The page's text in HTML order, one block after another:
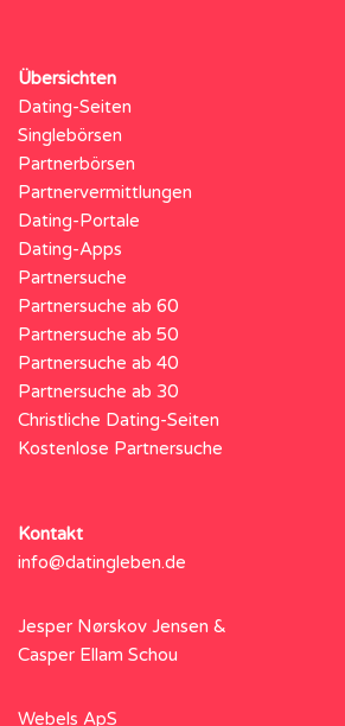
Übersichten
Dating-Seiten
Singlebörsen
Partnerbörsen
Partnervermittlungen
Dating-Portale
Dating-Apps
Partnersuche
Partnersuche ab 60
Partnersuche ab 50
Partnersuche ab 40
Partnersuche ab 30
Christliche Dating-Seiten
Kostenlose Partnersuche
Kontakt
info@datingleben.de
Jesper Nørskov Jensen &
Casper Ellam Schou
Webels ApS